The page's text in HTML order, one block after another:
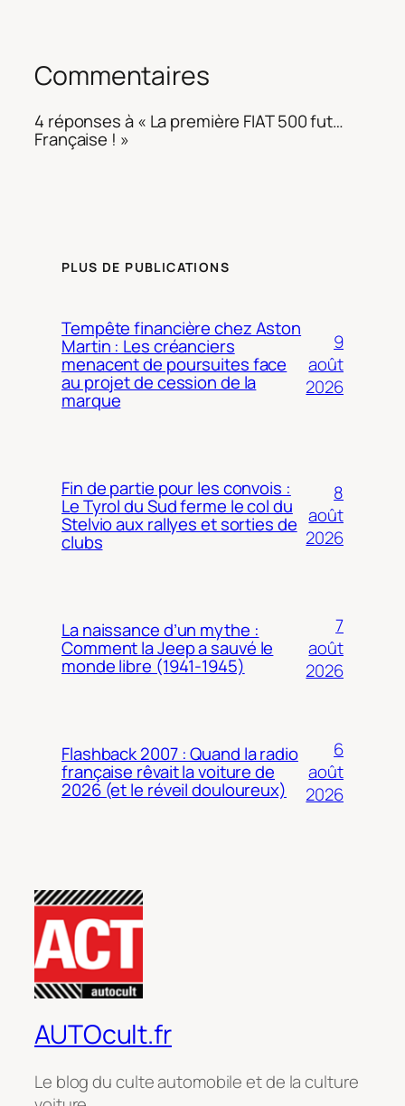
Commentaires
4 réponses à « La première FIAT 500 fut…
Française ! »
PLUS DE PUBLICATIONS
Tempête financière chez Aston
Martin : Les créanciers
menacent de poursuites face
au projet de cession de la
marque
9
août
2026
Fin de partie pour les convois :
Le Tyrol du Sud ferme le col du
Stelvio aux rallyes et sorties de
clubs
8
août
2026
La naissance d’un mythe :
Comment la Jeep a sauvé le
monde libre (1941-1945)
7
août
2026
Flashback 2007 : Quand la radio
française rêvait la voiture de
2026 (et le réveil douloureux)
6
août
2026
AUTOcult.fr
Le blog du culte automobile et de la culture